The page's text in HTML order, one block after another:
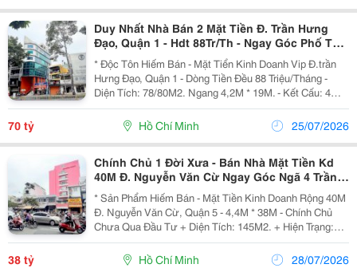
Duy Nhất Nhà Bán 2 Mặt Tiền Đ. Trần Hưng
Đạo, Quận 1 - Hdt 88Tr/Th - Ngay Góc Phố Tây
Bùi Viện*Lh Giang Giang:
* Độc Tôn Hiếm Bán - Mặt Tiển Kinh Doanh Vip Đ.trần
Hưng Đạo, Quận 1 - Dòng Tiền Đều 88 Triệu/Tháng -
Diện Tích: 78/80M2. Ngang 4,2M * 19M. - Kết Cấu: 4
Tầng. - Vị Trí Siêu Đắc Địa Ngay Phố Tây Bùi Viện - Vài
Bước Ra Chợ Bến Thành - Đường Hoa...
70 tỷ Hồ Chí Minh 25/07/2026
Chính Chủ 1 Đời Xưa - Bán Nhà Mặt Tiền Kd
40M Đ. Nguyễn Văn Cừ Ngay Góc Ngã 4 Trần
Hưng Đạo, Quận 1 - 4,4M * 38M - Chỉ 38T
* Sản Phẩm Hiếm Bán - Mặt Tiền Kinh Doanh Rộng 40M
Đ. Nguyễn Văn Cừ, Quận 5 - 4,4M * 38M - Chính Chủ
Chưa Qua Đầu Tư + Diện Tích: 145M2. + Hiện Trạng:
Nhà 3 Tầng. + Khu Vực Được Xây Dựng: 1 Hầm, 1 Trệt,
1 Lửng, 6 Tầng Sân Thượng. + Ngay Góc Trần...
38 tỷ Hồ Chí Minh 28/07/2026